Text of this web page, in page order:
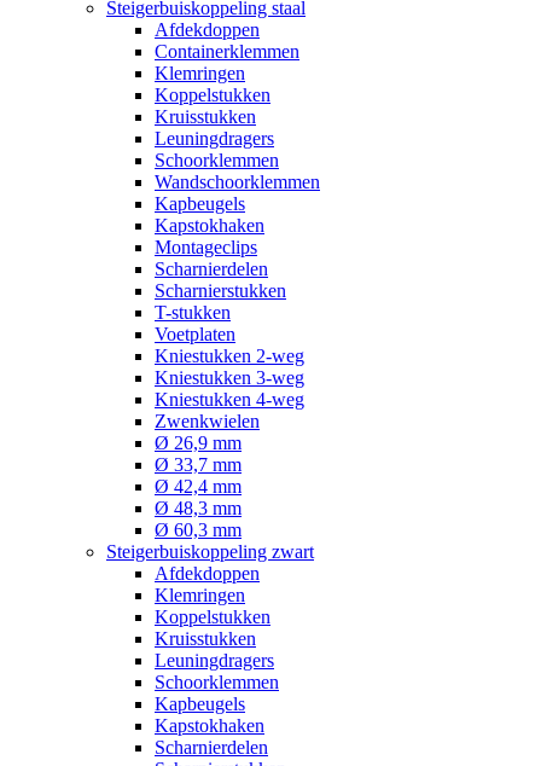
Steigerbuiskoppeling staal
Afdekdoppen
Containerklemmen
Klemringen
Koppelstukken
Kruisstukken
Leuningdragers
Schoorklemmen
Wandschoorklemmen
Kapbeugels
Kapstokhaken
Montageclips
Scharnierdelen
Scharnierstukken
T-stukken
Voetplaten
Kniestukken 2-weg
Kniestukken 3-weg
Kniestukken 4-weg
Zwenkwielen
Ø 26,9 mm
Ø 33,7 mm
Ø 42,4 mm
Ø 48,3 mm
Ø 60,3 mm
Steigerbuiskoppeling zwart
Afdekdoppen
Klemringen
Koppelstukken
Kruisstukken
Leuningdragers
Schoorklemmen
Kapbeugels
Kapstokhaken
Scharnierdelen